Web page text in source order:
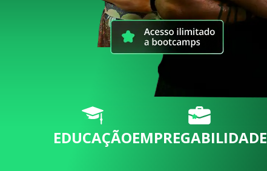
EDUCAÇÃOEMPREGABILIDADE